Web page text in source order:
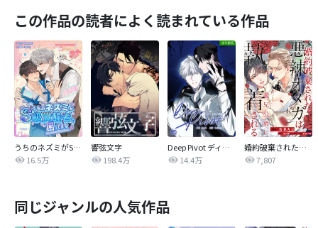
この作品の読者によく読まれている作品
うちのネズミがS級覚醒者で困ってます
16.5万
響弦文字
198.4万
Deep Pivot ディープピボット【全年齢版】
14.4万
婚約破棄された悪辣オメガは義兄公爵に執着される 【連載版】
7,807
同じジャンルの人気作品